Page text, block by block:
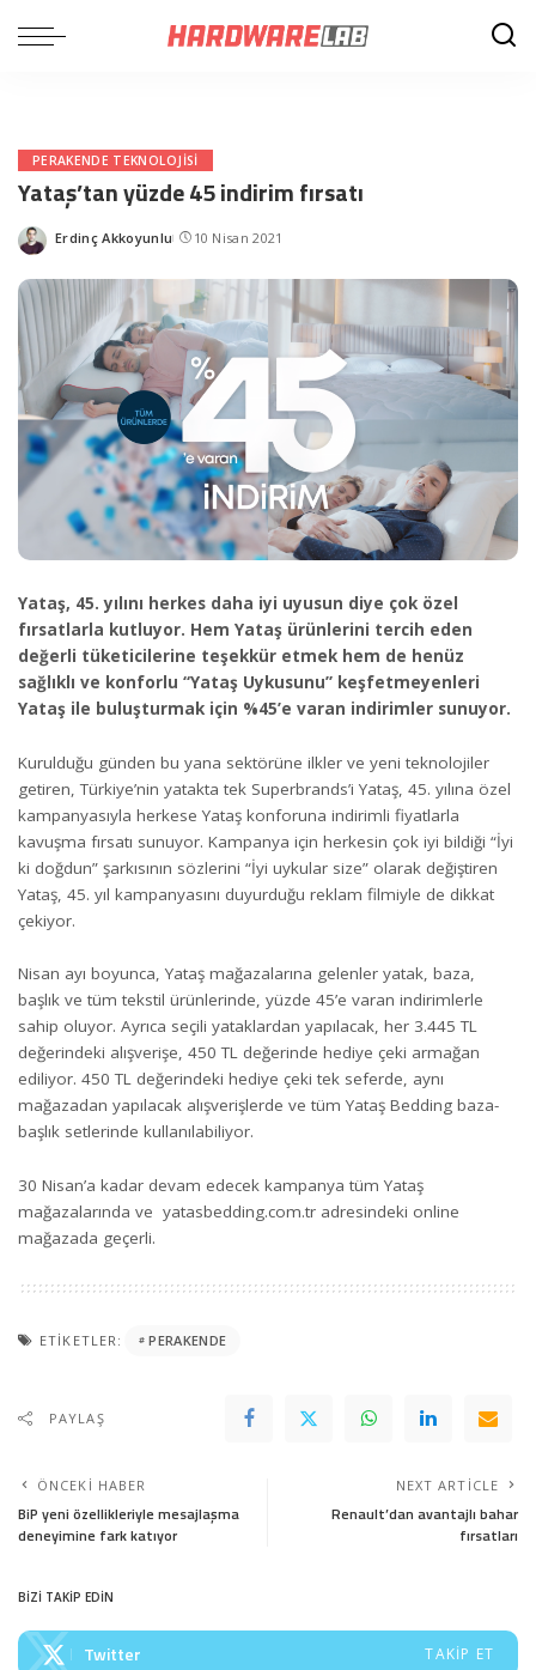
PERAKENDE TEKNOLOJISI
Yataş’tan yüzde 45 indirim fırsatı
Posted
Erdinç Akkoyunlu 10 Nisan 2021
Yataş, 45. yılını herkes daha iyi uyusun diye çok özel
fırsatlarla kutluyor. Hem Yataş ürünlerini tercih eden
değerli tüketicilerine teşekkür etmek hem de henüz
sağlıklı ve konforlu “Yataş Uykusunu” keşfetmeyenleri
Yataş ile buluşturmak için %45’e varan indirimler sunuyor.
Kurulduğu günden bu yana sektörüne ilkler ve yeni teknolojiler
getiren, Türkiye’nin yatakta tek Superbrands’i Yataş, 45. yılına özel
kampanyasıyla herkese Yataş konforuna indirimli fiyatlarla
kavuşma fırsatı sunuyor. Kampanya için herkesin çok iyi bildiği “İyi
ki doğdun” şarkısının sözlerini “İyi uykular size” olarak değiştiren
Yataş, 45. yıl kampanyasını duyurduğu reklam filmiyle de dikkat
çekiyor.
Nisan ayı boyunca, Yataş mağazalarına gelenler yatak, baza,
başlık ve tüm tekstil ürünlerinde, yüzde 45’e varan indirimlerle
sahip oluyor. Ayrıca seçili yataklardan yapılacak, her 3.445 TL
değerindeki alışverişe, 450 TL değerinde hediye çeki armağan
ediliyor. 450 TL değerindeki hediye çeki tek seferde, aynı
mağazadan yapılacak alışverişlerde ve tüm Yataş Bedding baza-
başlık setlerinde kullanılabiliyor.
30 Nisan’a kadar devam edecek kampanya tüm Yataş
mağazalarında ve yatasbedding.com.tr adresindeki online
mağazada geçerli.
ETIKETLER: PERAKENDE
PAYLAŞ
ÖNCEKI HABER
BiP yeni özellikleriyle mesajlaşma
deneyimine fark katıyor
NEXT ARTICLE
Renault’dan avantajlı bahar
fırsatları
BİZİ TAKİP EDİN
Twitter TAKIP ET